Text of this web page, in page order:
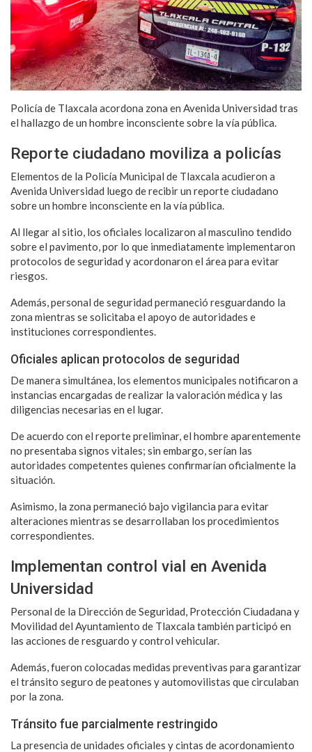
Policía de Tlaxcala acordona zona en Avenida Universidad tras
el hallazgo de un hombre inconsciente sobre la vía pública.
Reporte ciudadano moviliza a policías
Elementos de la Policía Municipal de Tlaxcala acudieron a
Avenida Universidad luego de recibir un reporte ciudadano
sobre un hombre inconsciente en la vía pública.
Al llegar al sitio, los oficiales localizaron al masculino tendido
sobre el pavimento, por lo que inmediatamente implementaron
protocolos de seguridad y acordonaron el área para evitar
riesgos.
Además, personal de seguridad permaneció resguardando la
zona mientras se solicitaba el apoyo de autoridades e
instituciones correspondientes.
Oficiales aplican protocolos de seguridad
De manera simultánea, los elementos municipales notificaron a
instancias encargadas de realizar la valoración médica y las
diligencias necesarias en el lugar.
De acuerdo con el reporte preliminar, el hombre aparentemente
no presentaba signos vitales; sin embargo, serían las
autoridades competentes quienes confirmarían oficialmente la
situación.
Asimismo, la zona permaneció bajo vigilancia para evitar
alteraciones mientras se desarrollaban los procedimientos
correspondientes.
Implementan control vial en Avenida
Universidad
Personal de la Dirección de Seguridad, Protección Ciudadana y
Movilidad del Ayuntamiento de Tlaxcala también participó en
las acciones de resguardo y control vehicular.
Además, fueron colocadas medidas preventivas para garantizar
el tránsito seguro de peatones y automovilistas que circulaban
por la zona.
Tránsito fue parcialmente restringido
La presencia de unidades oficiales y cintas de acordonamiento